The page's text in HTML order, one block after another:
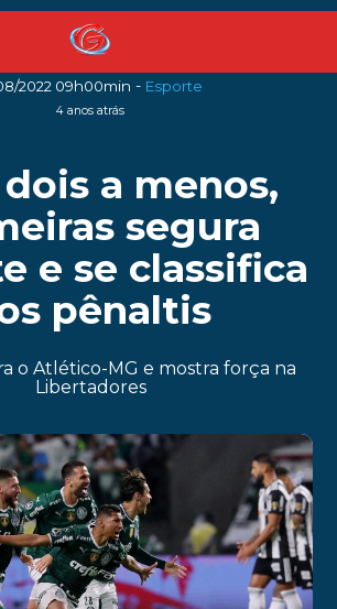
2022 09h00min - Esporte
4 anos atrás
a menos,
segura
e se classifica
pênaltis
o Atlético-MG e mostra força na
Libertadores